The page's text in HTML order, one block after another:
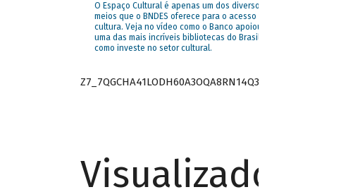
O Espaço Cultural é apenas um dos diversos
meios que o BNDES oferece para o acesso à
cultura. Veja no vídeo como o Banco apoiou
uma das mais incríveis bibliotecas do Brasil e
como investe no setor cultural.
Z7_7QGCHA41LODH60A3OQA8RN14Q3
Visualizador